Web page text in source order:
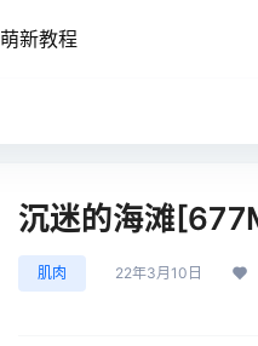
萌新教程
沉迷的海滩
肌肉 22年3月10日